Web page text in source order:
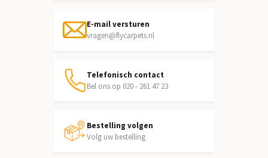
E-mail versturen
vragen@flycarpets.nl
Telefonisch contact
Bel ons op 020 - 261 47 23
Bestelling volgen
Volg uw bestelling